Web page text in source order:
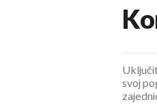
svoj